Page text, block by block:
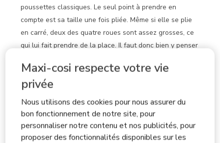
Maxi-cosi respecte votre vie
privée
Nous utilisons des cookies pour nous assurer du
bon fonctionnement de notre site, pour
personnaliser notre contenu et nos publicités, pour
proposer des fonctionnalités disponibles sur les
poussettes classiques. Le seul point à prendre en
compte est sa taille une fois pliée. Même si elle se plie
en carré, deux des quatre roues sont assez grosses, ce
qui lui fait prendre de la place. Il faut donc bien y penser
Les plus du produit
Sécurité
Oui, Je recommande ce produit.